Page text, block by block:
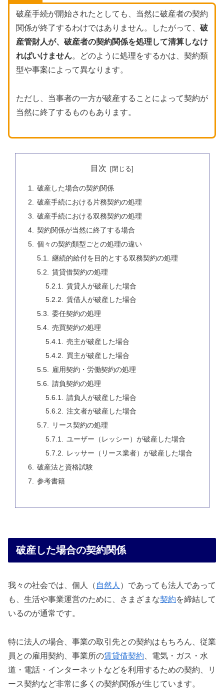
破産手続が開始されたとしても、当然に破産者の契約
関係が終了するわけではありません。したがって、 破
産管財人が、破産者の契約関係を処理して清算しなけ
ればいけません。どのように処理をするかは、契約類
型や事案によって異なります。
ただし、当事者の一方が破産することによって契約が
当然に終了するものもあります。
目次
破産した場合の契約関係
破産手続における片務契約の処理
破産手続における双務契約の処理
契約関係が当然に終了する場合
個々の契約類型ごとの処理の違い
継続的給付を目的とする双務契約の処理
賃貸借契約の処理
賃貸人が破産した場合
賃借人が破産した場合
委任契約の処理
売買契約の処理
売主が破産した場合
買主が破産した場合
雇用契約・労働契約の処理
請負契約の処理
請負人が破産した場合
注文者が破産した場合
リース契約の処理
ユーザー（レッシー）が破産した場合
レッサー（リース業者）が破産した場合
破産法と資格試験
参考書籍
破産した場合の契約関係
我々の社会では、個人（ 自然人 ）であっても法人であって
も、生活や事業運営のために、さまざまな契約を締結して
いるのが通常です。
特に法人の場合、事業の取引先との契約はもちろん、従業
員との雇用契約、事業所の賃貸借契約 、電気・ガス・水
道・電話・インターネットなどを利用するための契約、リ
ース契約など非常に多くの契約関係が生じています。